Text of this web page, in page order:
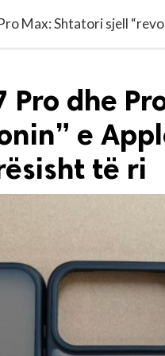
Pro dhe
e
të ri